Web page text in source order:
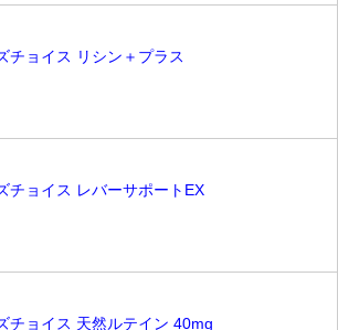
チョイス リシン＋プラス
チョイス レバーサポートEX
チョイス 天然ルテイン 40mg